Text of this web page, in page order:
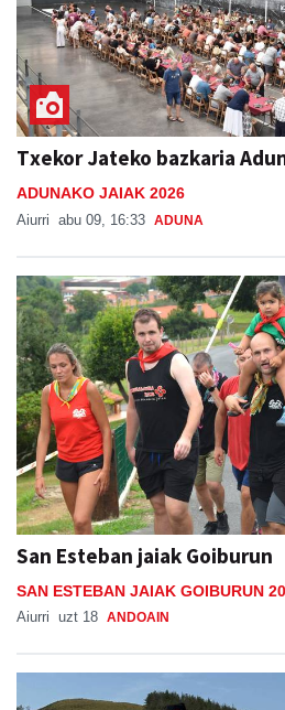
Txekor Jateko bazkaria
ADUNAKO JAIAK 2026
Aiurri abu 09, 16:33 ADUNA
San Esteban jaiak Goiburun
SAN ESTEBAN JAIAK GOIBURUN
Aiurri uzt 18 ANDOAIN